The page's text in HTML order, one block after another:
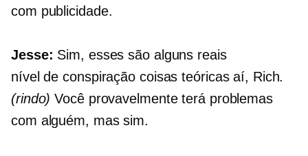
com publicidade.
Jesse: Sim, esses são alguns reais
nível de conspiração coisas teóricas aí, Rich.
(rindo) Você provavelmente terá problemas
com alguém, mas sim.